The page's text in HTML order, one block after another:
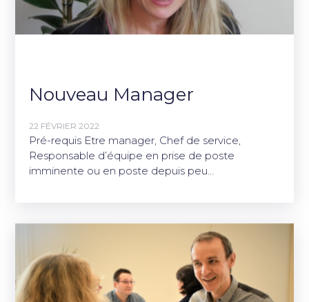
Nouveau Manager
22 FÉVRIER 2022
Pré-requis Etre manager, Chef de service,
Responsable d’équipe en prise de poste
imminente ou en poste depuis peu…